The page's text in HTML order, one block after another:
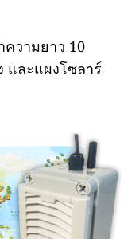
วามยาว 10
และแผงโซลาร์